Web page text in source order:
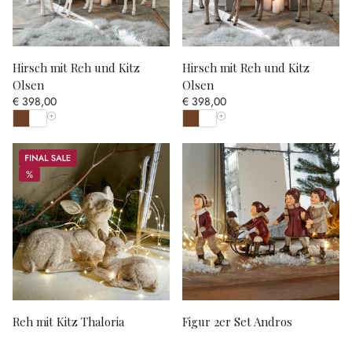
Hirsch mit Reh und Kitz
Olsen
€ 398,00
Alle Farben anzeigen
Hirsch mit Reh und Kitz
Olsen
€ 398,00
Alle Farben anzeigen
Sale
%
%
Reh mit Kitz Thaloria Figur 2er Set Andros